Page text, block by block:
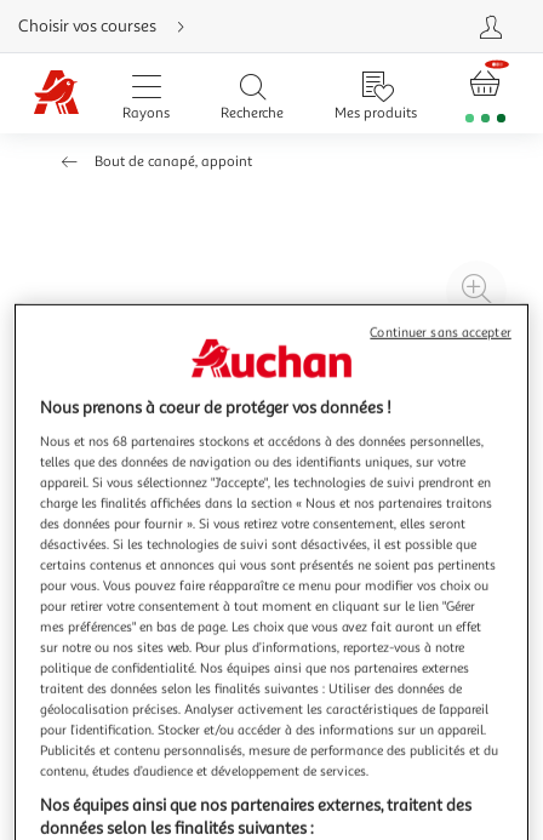
Aller
directement
au
contenu
Aller
directement
Aller
rubrique
Choisir vos courses
Rayons Recherche Mes produits
Bout de canapé, appoint
à
Illustration
précédente
Illustration
suivante
J-LINE
Lot de 6 tables d'appoint tornado 48cm or
Informations Techniques : Dimensions : Taille totale : D. 100
x H. 48 cm Taille à l'unité : L. 17 x l. 17 x H. 48 cm Matière :
100% Métal Spécificités : Modernes & Originales Lot de 6
tables d'appoint À monter soi-même Poids : 27,36 kg
Couleur : Or
En savoir +
Vous voulez connaître le prix de ce produit ?
Nous prenons à coeur de protéger vos données !
Nous et nos 68 partenaires stockons et accédons à des données personnelles,
telles que des données de navigation ou des identifiants uniques, sur votre
appareil. Si vous sélectionnez "J'accepte", les technologies de suivi prendront en
charge les finalités affichées dans la section « Nous et nos partenaires traitons
des données pour fournir ». Si vous retirez votre consentement, elles seront
désactivées. Si les technologies de suivi sont désactivées, il est possible que
certains contenus et annonces qui vous sont présentés ne soient pas pertinents
pour vous. Vous pouvez faire réapparaître ce menu pour modifier vos choix ou
pour retirer votre consentement à tout moment en cliquant sur le lien "Gérer
mes préférences" en bas de page. Les choix que vous avez fait auront un effet
sur notre ou nos sites web. Pour plus d’informations, reportez-vous à notre
politique de confidentialité. Nos équipes ainsi que nos partenaires externes
traitent des données selon les finalités suivantes : Utiliser des données de
géolocalisation précises. Analyser activement les caractéristiques de l’appareil
pour l’identification. Stocker et/ou accéder à des informations sur un appareil.
Publicités et contenu personnalisés, mesure de performance des publicités et du
contenu, études d’audience et développement de services.
Nos équipes ainsi que nos partenaires externes, traitent des
données selon les finalités suivantes :
Continuer sans accepter